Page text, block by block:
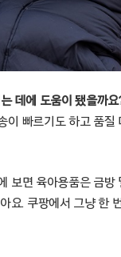
데에 도움이 됐을까요
이 빠르기도 하고 품
보면 육아용품은 금
요. 쿠팡에서 그냥 한